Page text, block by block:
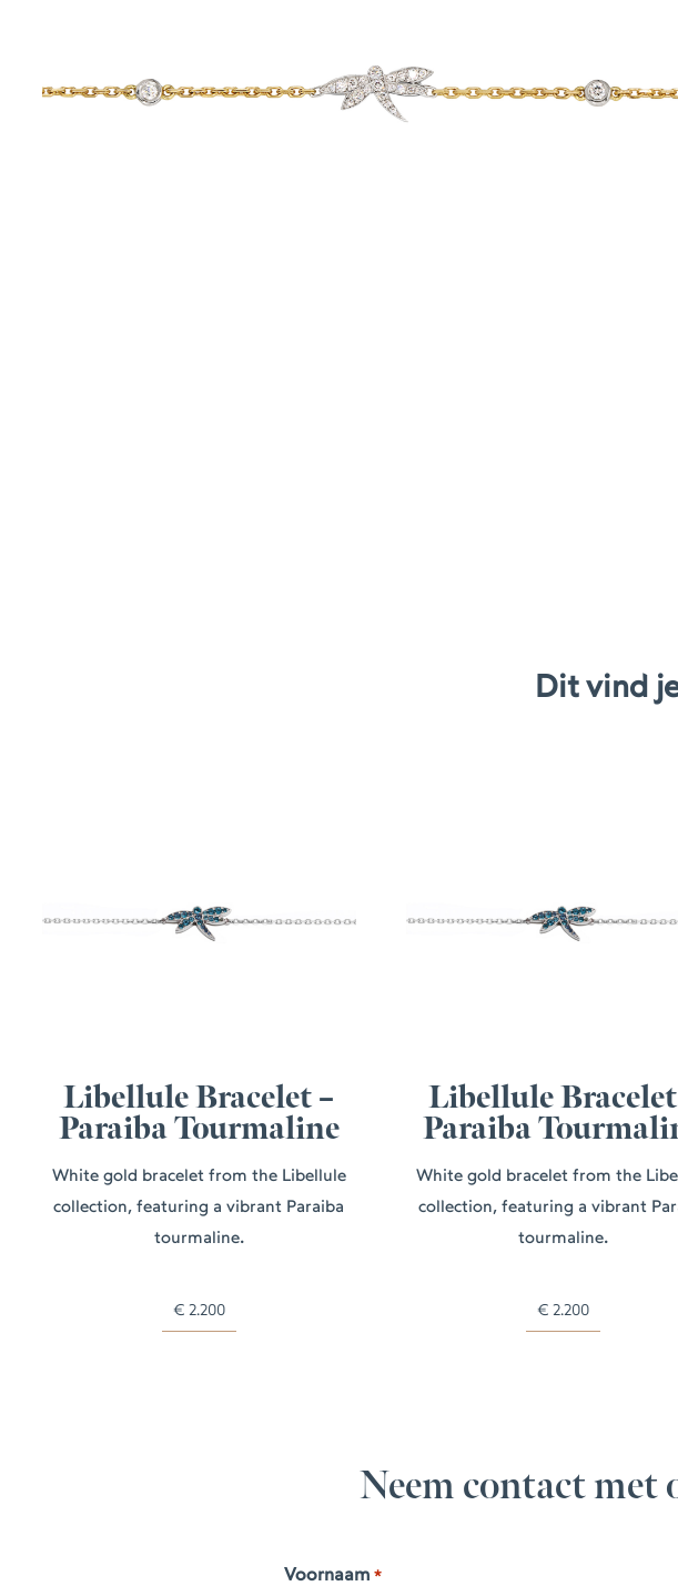
Dit vind
Libellule Bracelet –
Paraiba Tourmaline
White gold bracelet from the Libellule
collection, featuring a vibrant Paraiba
tourmaline.
€ 2.200
Libellule
Paraiba
White gold bracelet from the
collection, featuring a vibrant
tourmaline.
€ 2.200
Neem contact met
Voornaam *